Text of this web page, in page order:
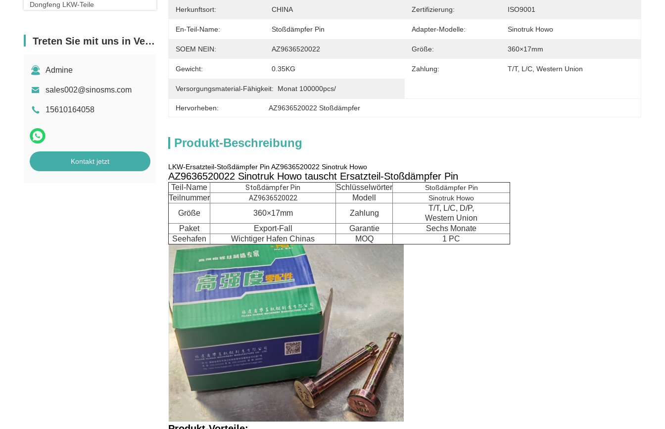
Dongfeng LKW-Teile
Treten Sie mit uns in Verbindung
Admine
sales002@sinosms.com
15610164058
Kontakt jetzt
Herkunftsort: CHINA Zertifizierung: ISO9001
En-Teil-Name: Stoßdämpfer Pin Adapter-Modelle: Sinotruk Howo
SOEM NEIN: AZ9636520022 Größe: 360×17mm
Gewicht: 0.35KG Zahlung: T/T, L/C, Western Union
Versorgungsmaterial-Fähigkeit: Monat 100000pcs/
Hervorheben: AZ9636520022 Stoßdämpfer
Produkt-Beschreibung
LKW-Ersatzteil-Stoßdämpfer Pin AZ9636520022 Sinotruk Howo
AZ9636520022 Sinotruk Howo tauscht Ersatzteil-Stoßdämpfer Pin
Teil-Name Stoßdämpfer Pin Schlüsselwörter Stoßdämpfer Pin
Teilnummer AZ9636520022 Modell Sinotruk Howo
Größe 360×17mm Zahlung
T/T, L/C, D/P,
Western Union
Paket
Export-Fall Garantie
Sechs Monate
Seehafen
Wichtiger Hafen Chinas MOQ 1 PC